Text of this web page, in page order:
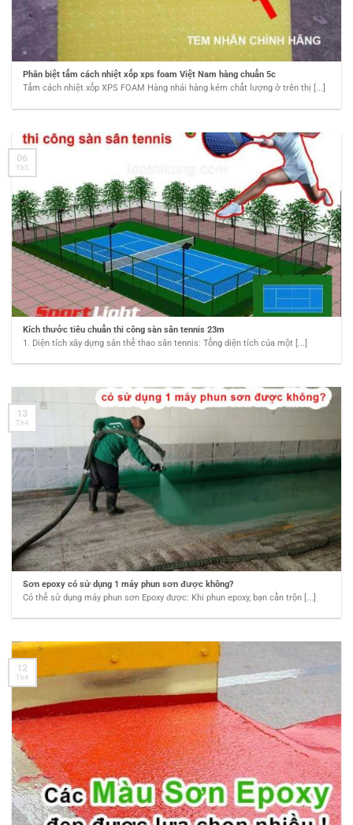
Phân biệt tấm cách nhiệt xốp xps foam Việt Nam hàng chuẩn 5c
Tấm cách nhiệt xốp XPS FOAM Hàng nhái hàng kém chất lượng ở trên thị [...]
Kích thước tiêu chuẩn thi công sàn sân tennis 23m
1. Diện tích xây dựng sân thể thao sân tennis: Tổng diện tích của một [...]
06
Th5
Sơn epoxy có sử dụng 1 máy phun sơn được không?
Có thể sử dụng máy phun sơn Epoxy được: Khi phun epoxy, bạn cần trộn [...]
13
Th4
12
Th4